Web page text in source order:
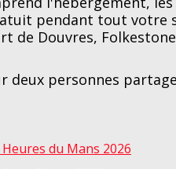
pendant tout votre
de Douvres,
deux personnes
du Mans 2026